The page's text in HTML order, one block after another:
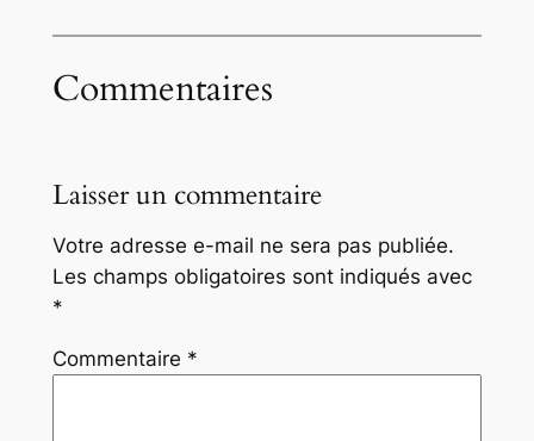
Commentaires
Laisser un commentaire
Votre adresse e-mail ne sera pas publiée.
Les champs obligatoires sont indiqués avec
*
Commentaire *